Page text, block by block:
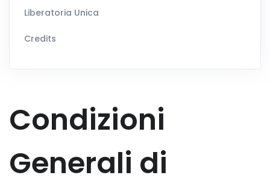
Liberatoria Unica
Credits
Condizioni
Generali di